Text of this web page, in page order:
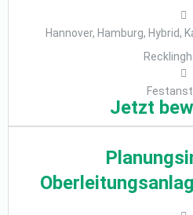
Hannover, Hamburg, Hybrid,
Jetzt